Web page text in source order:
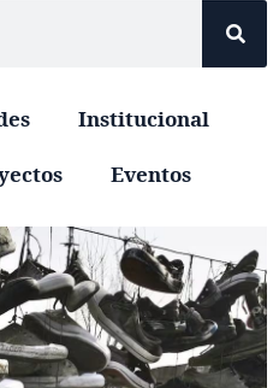
Institucional
Eventos